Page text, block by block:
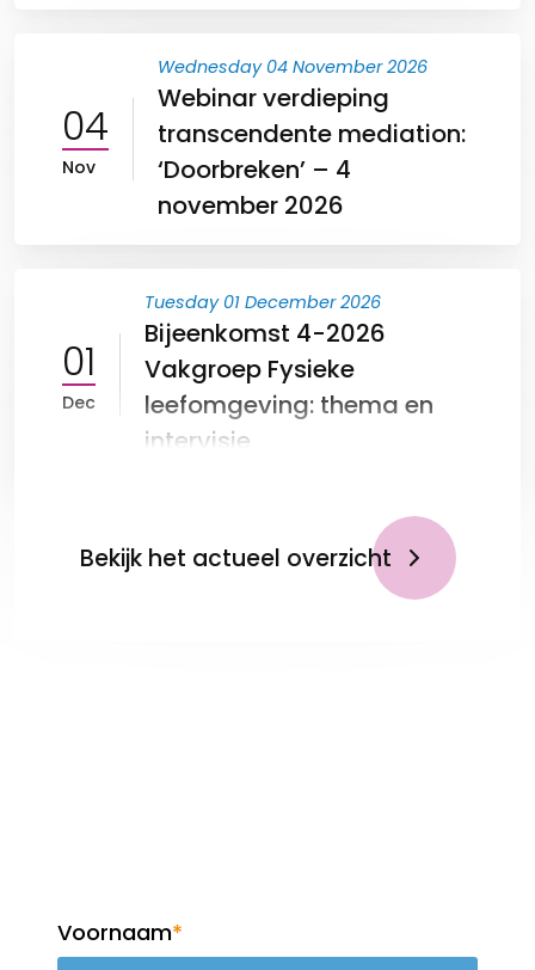
04
Nov
Wednesday 04 November 2026
Webinar verdieping
transcendente mediation:
‘Doorbreken’ – 4
november 2026
01
Dec
Tuesday 01 December 2026
Bijeenkomst 4-2026
Vakgroep Fysieke
leefomgeving: thema en
intervisie
Bekijk het actueel overzicht